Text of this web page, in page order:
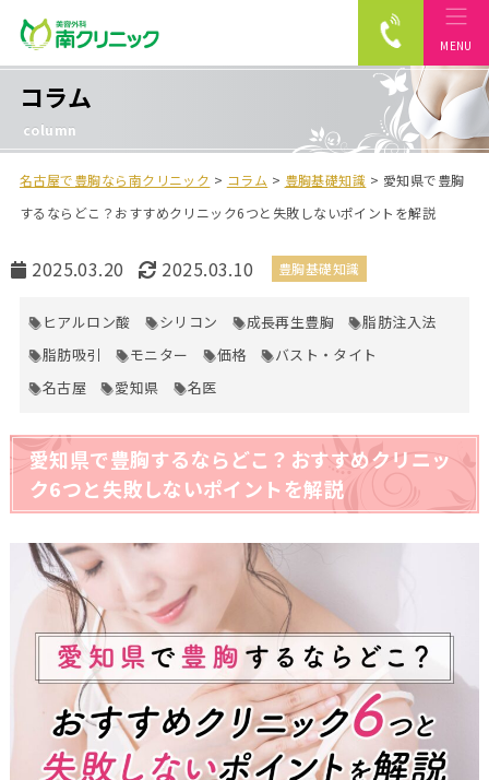
MENU
南クリニック
コラム
column
名古屋で豊胸なら南クリニック > コラム > 豊胸基礎知識 > 愛知県で豊胸
するならどこ？おすすめクリニック6つと失敗しないポイントを解説
公
日
2025.03.20
最
更
新
2025.03.10 豊胸基礎知識
ヒアルロン酸 シリコン 成長再生豊胸
脂肪注入法
脂肪吸引
モニター 価格
バスト・タイト
名古屋
愛知県 名医
愛知県で豊胸するならどこ？おすすめクリニッ
ク6つと失敗しないポイントを解説